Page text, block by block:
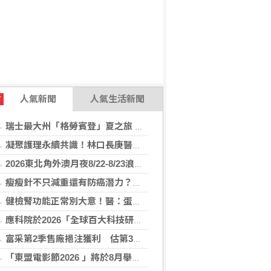
人氣新聞 人氣生活新聞
瑞士最大州「格勞賓登」夏之旅 推薦6座山間秘境，感受不同阿爾卑斯療癒度假風情！
凝聚護理永續共識！林口長庚醫院攜手各界打造永續護理職場，共創健康台灣
2026東北角外澳月夜8/22-8/23浪漫登場！ 感受一「夏」東北角夜的浪漫！
瘦瘦針不只減重還有防癌潛力？臺大醫揭肥胖族群用藥 肥胖相關癌症風險降
健檢腎功能正常別大意！醫：蛋白尿異常恐是洗腎警訊
應科院於2026「全球百大科技研發獎」中創亞洲最佳成績 三項技術榮膺全球百大創新獎項
富采第2季售廠挹注獲利 估第3季營收下滑
「東盟電影節2026 」將於8月舉行 歷來最大規模 以電影連繫文化交流